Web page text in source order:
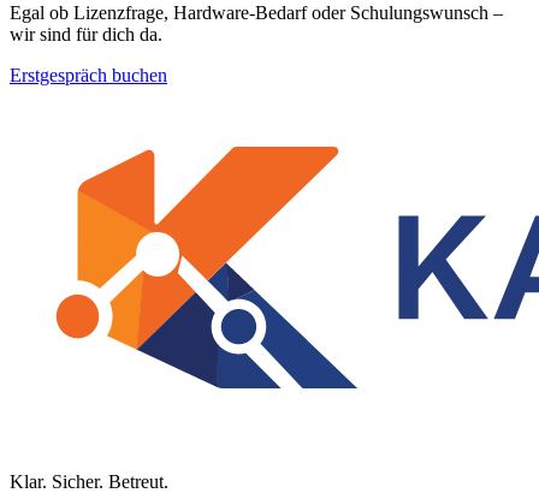
Egal ob Lizenzfrage, Hardware-Bedarf oder Schulungswunsch –
wir sind für dich da.
Erstgespräch buchen
Klar. Sicher. Betreut.